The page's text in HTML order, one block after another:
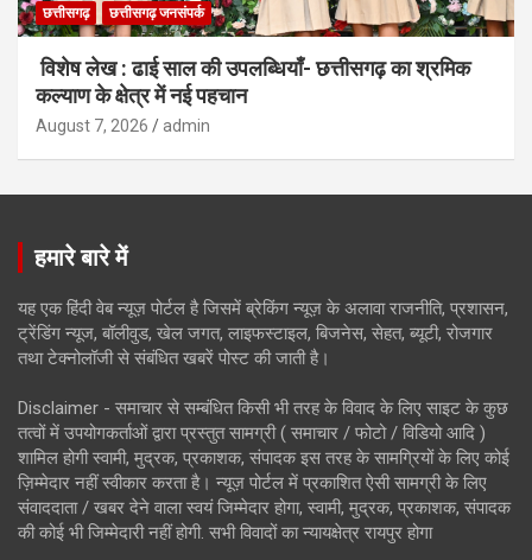
छत्तीसगढ़ छत्तीसगढ़ जनसंपर्क
विशेष लेख : ढाई साल की उपलब्धियाँ- छत्तीसगढ़ का श्रमिक
कल्याण के क्षेत्र में नई पहचान
August 7, 2026 admin
हमारे बारे में
यह एक हिंदी वेब न्यूज़ पोर्टल है जिसमें ब्रेकिंग न्यूज़ के अलावा राजनीति, प्रशासन,
ट्रेंडिंग न्यूज, बॉलीवुड, खेल जगत, लाइफस्टाइल, बिजनेस, सेहत, ब्यूटी, रोजगार
तथा टेक्नोलॉजी से संबंधित खबरें पोस्ट की जाती है।
Disclaimer - समाचार से सम्बंधित किसी भी तरह के विवाद के लिए साइट के कुछ
तत्वों में उपयोगकर्ताओं द्वारा प्रस्तुत सामग्री ( समाचार / फोटो / विडियो आदि )
शामिल होगी स्वामी, मुद्रक, प्रकाशक, संपादक इस तरह के सामग्रियों के लिए कोई
ज़िम्मेदार नहीं स्वीकार करता है। न्यूज़ पोर्टल में प्रकाशित ऐसी सामग्री के लिए
संवाददाता / खबर देने वाला स्वयं जिम्मेदार होगा, स्वामी, मुद्रक, प्रकाशक, संपादक
की कोई भी जिम्मेदारी नहीं होगी. सभी विवादों का न्यायक्षेत्र रायपुर होगा